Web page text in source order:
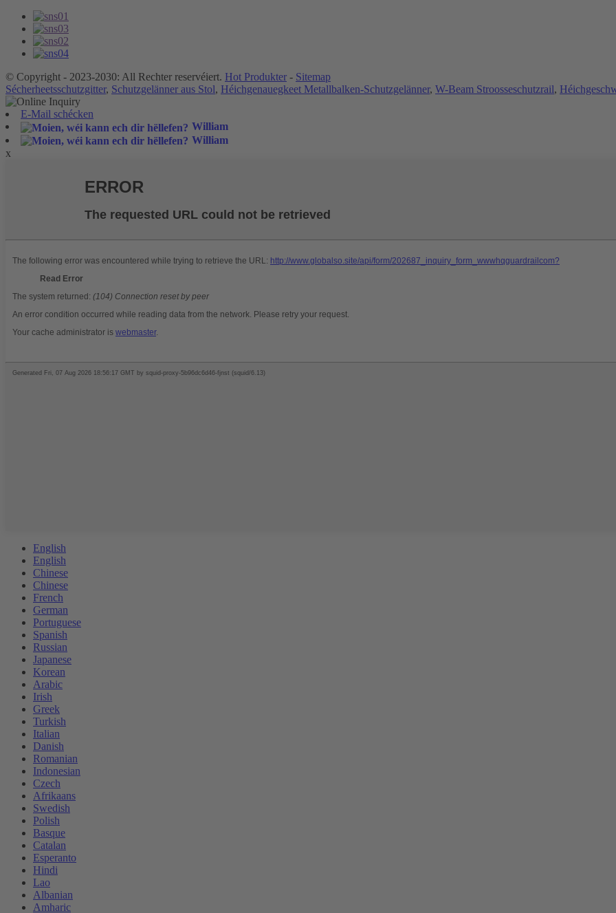
© Copyright - 2023-2030: All Rechter reservéiert. Hot Produkter - Sitemap
Sécherheetsschutzgitter, Schutzgelänner aus Stol, Héichgenauegkeet Metallbalken-Schutzgelänner, W-Beam Stroosseschutzrail,
E-Mail schécken
William
William
x
English
English
Chinese
Chinese
French
German
Portuguese
Spanish
Russian
Japanese
Korean
Arabic
Irish
Greek
Turkish
Italian
Danish
Romanian
Indonesian
Czech
Afrikaans
Swedish
Polish
Basque
Catalan
Esperanto
Hindi
Lao
Albanian
Amharic